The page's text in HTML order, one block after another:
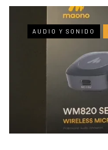
AUDIO Y SONIDO